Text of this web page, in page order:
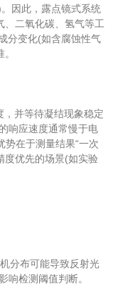
因此，露点镜式系统
、二氧化碳、氢气等工
分变化(如含腐蚀性气
并等待凝结现象稳定
响应速度通常慢于电
在于测量结果“一次
度优先的场景(如实验
分布可能导致反射光
响检测阈值判断。